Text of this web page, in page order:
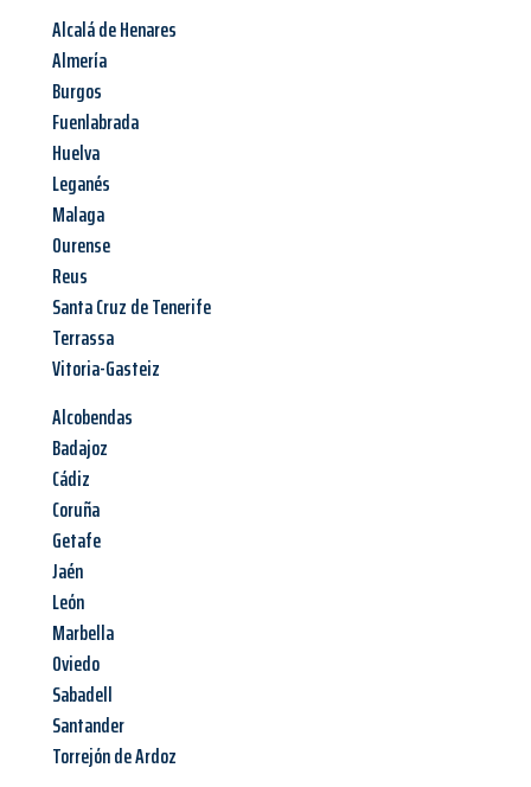
Alcalá de Henares
Almería
Burgos
Fuenlabrada
Huelva
Leganés
Malaga
Ourense
Reus
Santa Cruz de Tenerife
Terrassa
Vitoria-Gasteiz
Alcobendas
Badajoz
Cádiz
Coruña
Getafe
Jaén
León
Marbella
Oviedo
Sabadell
Santander
Torrejón de Ardoz